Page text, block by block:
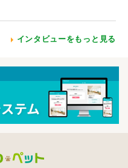
インタビューをもっと見る